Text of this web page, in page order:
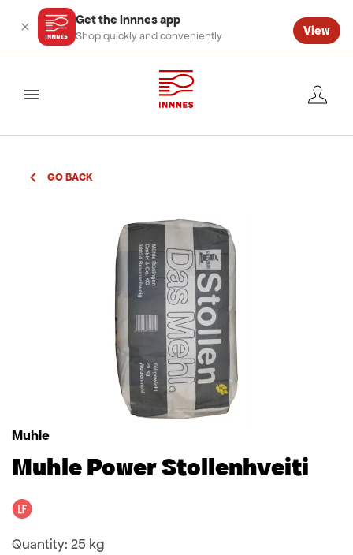
Get the Innnes app
Shop quickly and conveniently View
valmynd
GO BACK
Muhle
Muhle Power Stollenhveiti
Quantity: 25 kg